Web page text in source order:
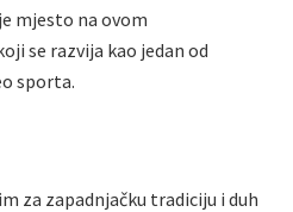
mjesto na ovom
se razvija kao jedan od
sporta.
za zapadnjačku tradiciju i duh